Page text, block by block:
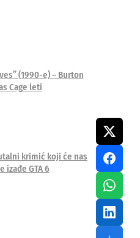
(1990-e) – Burton
Cage leti
krimić koji će nas
izađe GTA 6